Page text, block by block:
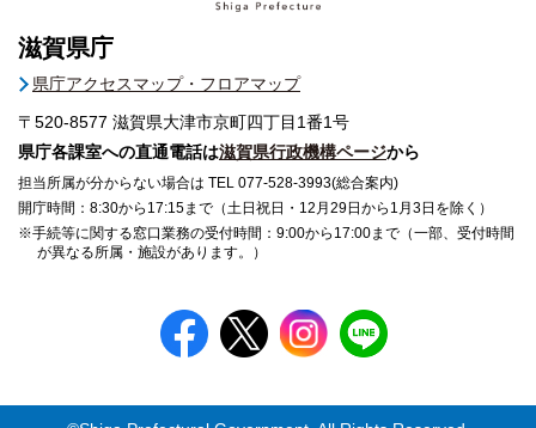
滋賀県庁
県庁アクセスマップ・フロアマップ
〒520-8577 滋賀県大津市京町四丁目1番1号
県庁各課室への直通電話は滋賀県行政機構ページから
担当所属が分からない場合は TEL 077-528-3993(総合案内)
開庁時間：8:30から17:15まで（土日祝日・12月29日から1月3日を除く）
※手続等に関する窓口業務の受付時間：9:00から17:00まで（一部、受付時間
が異なる所属・施設があります。）